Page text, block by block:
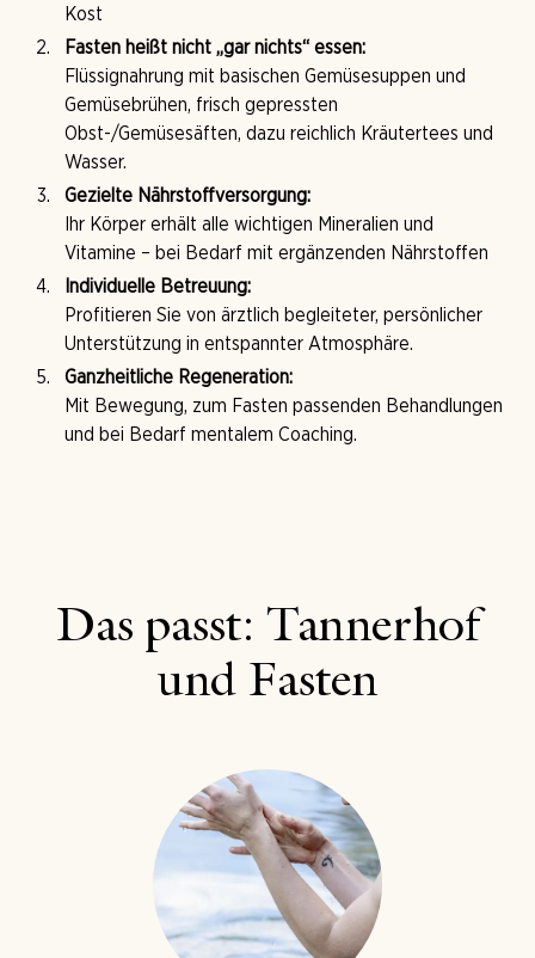
Kost
Fasten heißt nicht „gar nichts“ essen:
Flüssignahrung mit basischen Gemüsesuppen und
Gemüsebrühen, frisch gepressten
Obst-/Gemüsesäften, dazu reichlich Kräutertees und
Wasser.
Gezielte Nährstoffversorgung:
Ihr Körper erhält alle wichtigen Mineralien und
Vitamine – bei Bedarf mit ergänzenden Nährstoffen
Individuelle Betreuung:
Profitieren Sie von ärztlich begleiteter, persönlicher
Unterstützung in entspannter Atmosphäre.
Ganzheitliche Regeneration:
Mit Bewegung, zum Fasten passenden Behandlungen
und bei Bedarf mentalem Coaching.
Das passt: Tannerhof
und Fasten